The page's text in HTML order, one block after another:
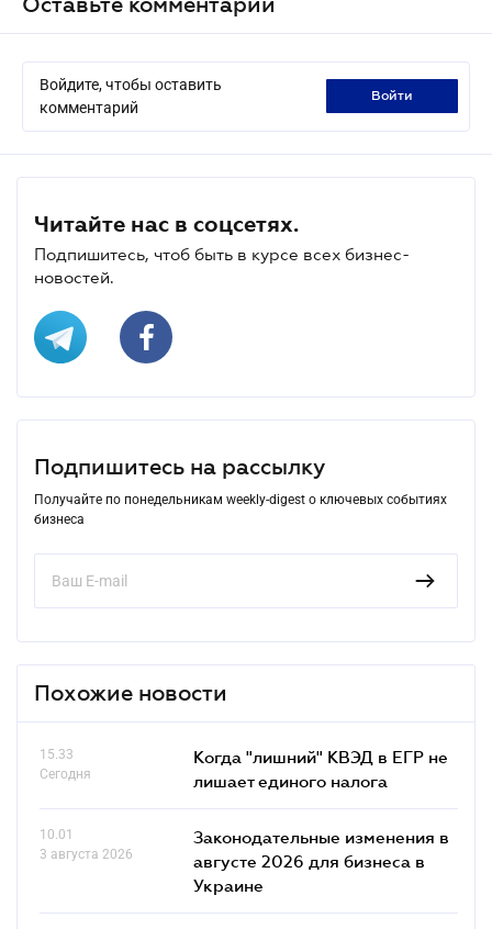
Войдите, чтобы оставить
комментарий
войти
Читайте нас в соцсетях.
Подпишитесь, чтоб быть в курсе всех бизнес-
новостей.
Подпишитесь на рассылку
Получайте по понедельникам weekly-digest о ключевых событиях
бизнеса
Похожие новости
15.33
Сегодня
Когда "лишний" КВЭД в ЕГР не
лишает единого налога
10.01
3 августа 2026
Законодательные изменения в
августе 2026 для бизнеса в
Украине